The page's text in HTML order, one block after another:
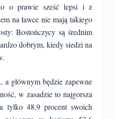
o prawie sześć lepsi i z
na ławce nie mają takiego
Bostończycy są średnim
dobrym, kiedy siedzi na
głównym będzie zapewne
w zasadzie to najgorsza
tylko 48.9 procent swoich